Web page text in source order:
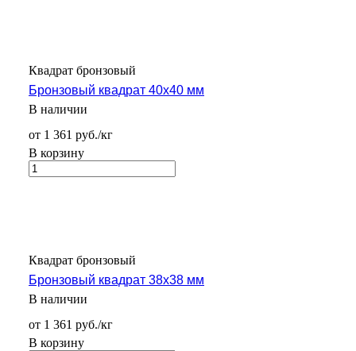
Квадрат бронзовый
Бронзовый квадрат 40х40 мм
В наличии
от 1 361 руб./кг
В корзину
Квадрат бронзовый
Бронзовый квадрат 38х38 мм
В наличии
от 1 361 руб./кг
В корзину